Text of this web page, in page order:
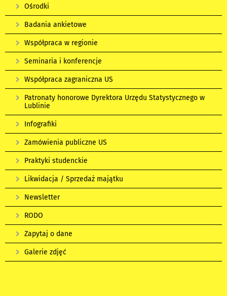
Ośrodki
Badania ankietowe
Współpraca w regionie
Seminaria i konferencje
Współpraca zagraniczna US
Patronaty honorowe Dyrektora Urzędu Statystycznego w
Lublinie
Infografiki
Zamówienia publiczne US
Praktyki studenckie
Likwidacja / Sprzedaż majątku
Newsletter
RODO
Zapytaj o dane
Galerie zdjęć